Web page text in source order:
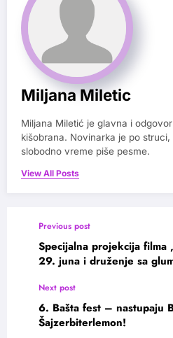
Miljana Miletic
Miljana Miletić je glavna i
kišobrana. Novinarka je po
slobodno vreme piše pesme.
View All Posts
Previous post
Specijalna projekcija filma
29. juna i druženje sa
Next post
6. Bašta fest – nastupaju
Šajzerbiterlemon!